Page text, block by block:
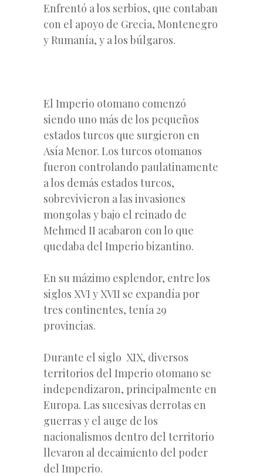
Enfrentó a los serbios, que contaban
con el apoyo de Grecia, Montenegro
y Rumanía, y a los búlgaros.
El Imperio otomano comenzó
siendo uno más de los pequeños
estados turcos que surgieron en
Asía Menor. Los turcos otomanos
fueron controlando paulatinamente
a los demás estados turcos,
sobrevivieron a las invasiones
mongolas y bajo el reinado de
Mehmed II acabaron con lo que
quedaba del Imperio bizantino.
En su mázimo esplendor, entre los
siglos XVI y XVII se expandía por
tres continentes, tenía 29
provincias.
Durante el siglo XIX, diversos
territorios del Imperio otomano se
independizaron, principalmente en
Europa. Las sucesivas derrotas en
guerras y el auge de los
nacionalismos dentro del territorio
llevaron al decaimiento del poder
del Imperio.